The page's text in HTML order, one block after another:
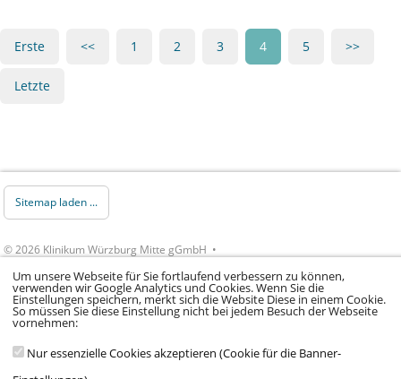
Erste << 1 2 3 4 5 >>
Letzte
Sitemap laden ...
© 2026 Klinikum Würzburg Mitte gGmbH •
Impressum•Datenschutz•Datenschutz Social
Media•Kontakt• Hinweisgeber•Barrierefreiheitserklärung
Um unsere Webseite für Sie fortlaufend verbessern zu können,
verwenden wir Google Analytics und Cookies. Wenn Sie die
Einstellungen speichern, merkt sich die Website Diese in einem Cookie.
So müssen Sie diese Einstellung nicht bei jedem Besuch der Webseite
vornehmen:
Nur essenzielle Cookies akzeptieren (Cookie für die Banner-